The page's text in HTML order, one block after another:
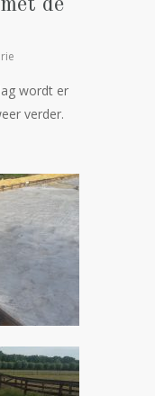
de
wordt er
verder.